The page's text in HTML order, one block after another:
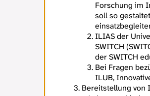
Forschung im
soll so
ILIAS der
SWITCH
der SWITCH
Bei Fragen
ILUB,
Bereitstellung von